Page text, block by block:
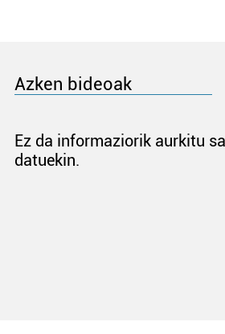
Azken bideoak
Ez da informaziorik aurkitu
datuekin.